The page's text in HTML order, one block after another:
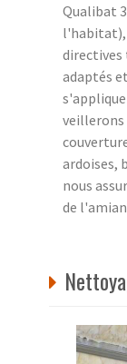
Qualibat
l'habitat),
directives
adaptés
veillerons
ardoises,
nous
de